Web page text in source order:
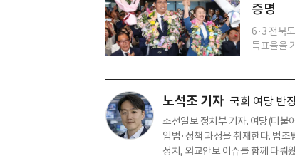
증명
6·3 전북
득표율을
노석조 기자 국회 여당 반
조선일보 정치부 기자. 여당(더불
입법·정책 과정을 취재한다. 법
정치, 외교안보 이슈를 함께 다뤄